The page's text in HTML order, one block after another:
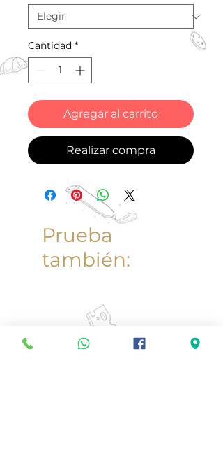
Cantidad *
Agregar al carrito
Realizar compra
Prueba
también: